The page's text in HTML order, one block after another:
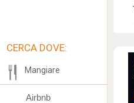
CERCA DOVE:
Mangiare
Airbnb